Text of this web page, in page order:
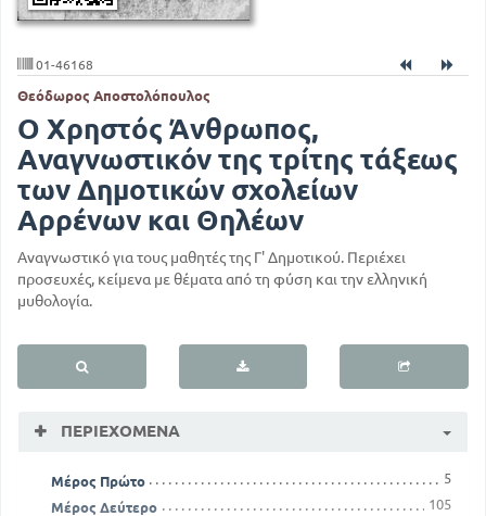
01-46168
Θεόδωρος Αποστολόπουλος
Ο Χρηστός Άνθρωπος,
Αναγνωστικόν της τρίτης τάξεως
των Δημοτικών σχολείων
Αρρένων και Θηλέων
Αναγνωστικό για τους μαθητές της Γ' Δημοτικού. Περιέχει
προσευχές, κείμενα με θέματα από τη φύση και την ελληνική
μυθολογία.
ΠΕΡΙΕΧΌΜΕΝΑ
Μέρος Πρώτο
5
Μέρος Δεύτερο
105